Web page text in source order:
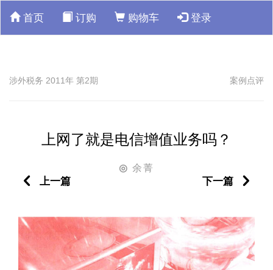
首页 订购 购物车 登录
涉外税务 2011年 第2期 案例点评
上网了就是电信增值业务吗？
◎ 余菁
上一篇
下一篇